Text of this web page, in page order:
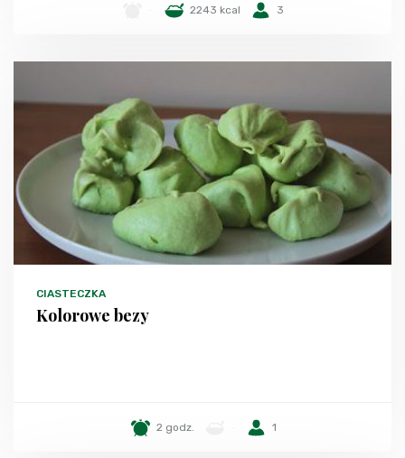
2243 kcal 3
CIASTECZKA
Kolorowe bezy
2 godz. 1